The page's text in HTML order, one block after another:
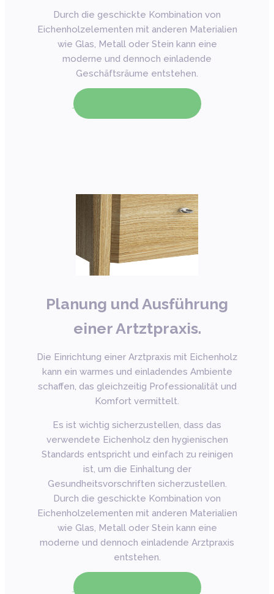
Durch die geschickte Kombination von
Eichenholzelementen mit anderen Materialien
wie Glas, Metall oder Stein kann eine
moderne und dennoch einladende
Geschäftsräume entstehen.
Jetzt Fachberater kontaktieren!
Planung und Ausführung
einer Artztpraxis.
Die Einrichtung einer Arztpraxis mit Eichenholz
kann ein warmes und einladendes Ambiente
schaffen, das gleichzeitig Professionalität und
Komfort vermittelt.
Es ist wichtig sicherzustellen, dass das
verwendete Eichenholz den hygienischen
Standards entspricht und einfach zu reinigen
ist, um die Einhaltung der
Gesundheitsvorschriften sicherzustellen.
Durch die geschickte Kombination von
Eichenholzelementen mit anderen Materialien
wie Glas, Metall oder Stein kann eine
moderne und dennoch einladende Arztpraxis
entstehen.
Jetzt Fachberater kontaktieren!